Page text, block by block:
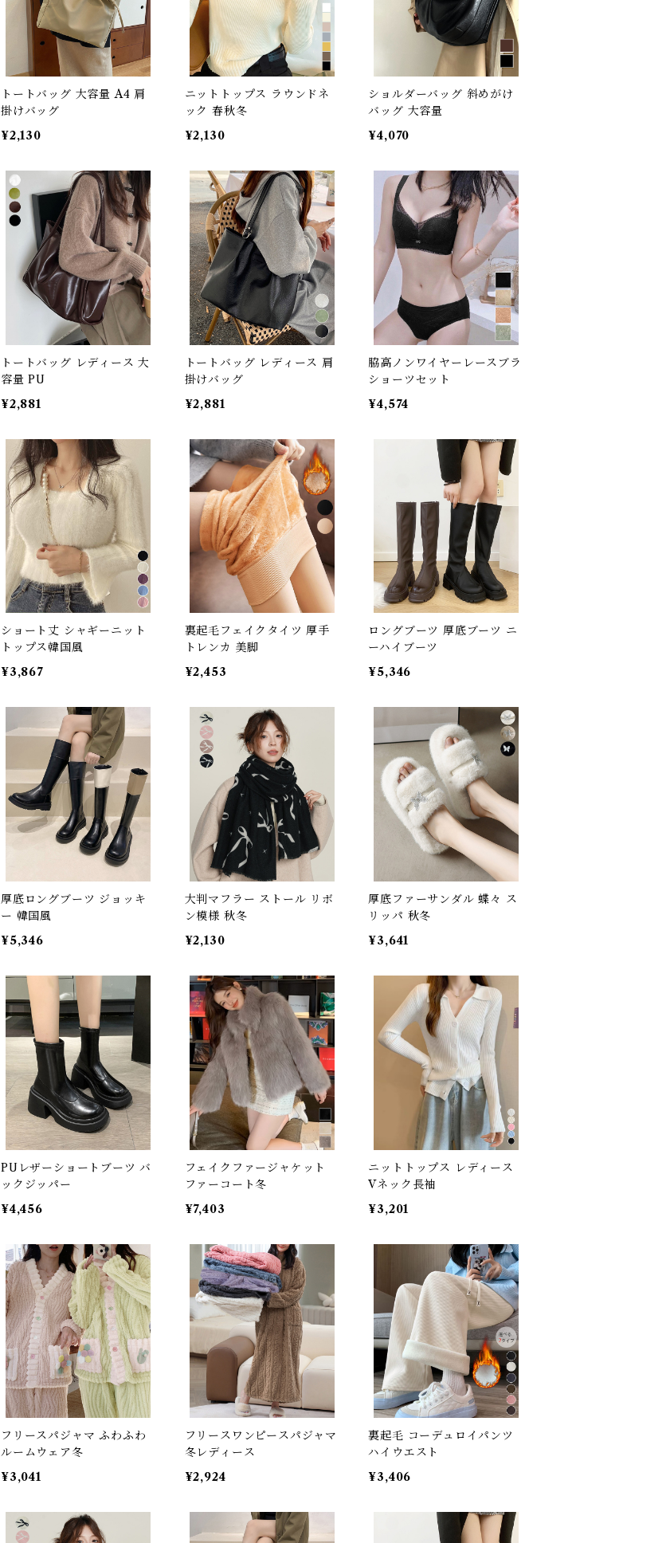
トートバッグ 大容量 A4 肩
掛けバッグ
¥2,130
ニットトップス ラウンドネ
ック 春秋冬
¥2,130
ショルダーバッグ 斜めがけ
バッグ 大容量
¥4,070
トートバッグ レディース 大
容量 PU
¥2,881
トートバッグ レディース 肩
掛けバッグ
¥2,881
脇高ノンワイヤーレースブラ
ショーツセット
¥4,574
ショート丈 シャギーニット
トップス韓国風
¥3,867
裏起毛フェイクタイツ 厚手
トレンカ 美脚
¥2,453
ロングブーツ 厚底ブーツ ニ
ーハイブーツ
¥5,346
厚底ロングブーツ ジョッキ
ー 韓国風
¥5,346
大判マフラー ストール リボ
ン模様 秋冬
¥2,130
厚底ファーサンダル 蝶々 ス
リッパ 秋冬
¥3,641
PUレザーショートブーツ バ
ックジッパー
¥4,456
フェイクファージャケット
ファーコート冬
¥7,403
ニットトップス レディース
Vネック長袖
¥3,201
フリースパジャマ ふわふわ
ルームウェア冬
¥3,041
フリースワンピースパジャマ
冬レディース
¥2,924
裏起毛 コーデュロイパンツ
ハイウエスト
¥3,406